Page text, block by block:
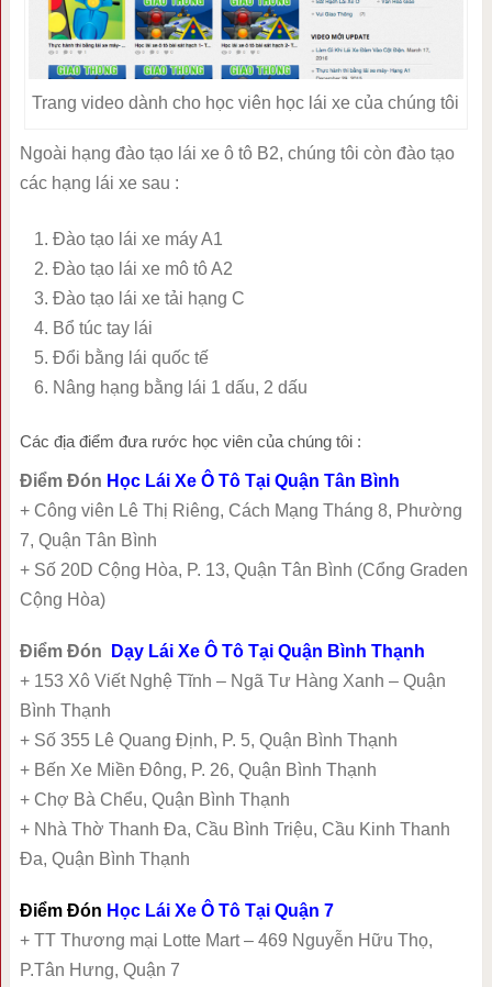
Trang video dành cho học viên học lái xe của chúng tôi
Ngoài hạng đào tạo lái xe ô tô B2, chúng tôi còn đào tạo
các hạng lái xe sau :
Đào tạo lái xe máy A1
Đào tạo lái xe mô tô A2
Đào tạo lái xe tải hạng C
Bổ túc tay lái
Đổi bằng lái quốc tế
Nâng hạng bằng lái 1 dấu, 2 dấu
Các địa điểm đưa rước học viên của chúng tôi :
Điểm Đón Học Lái Xe Ô Tô Tại Quận Tân Bình
+ Công viên Lê Thị Riêng, Cách Mạng Tháng 8, Phường
7, Quận Tân Bình
+ Số 20D Cộng Hòa, P. 13, Quận Tân Bình (Cổng Graden
Cộng Hòa)
Điểm Đón
Dạy Lái Xe Ô Tô Tại Quận Bình Thạnh
+ 153 Xô Viết Nghệ Tĩnh – Ngã Tư Hàng Xanh – Quận
Bình Thạnh
+ Số 355 Lê Quang Định, P. 5, Quận Bình Thạnh
+ Bến Xe Miền Đông, P. 26, Quận Bình Thạnh
+ Chợ Bà Chểu, Quận Bình Thạnh
+ Nhà Thờ Thanh Đa, Cầu Bình Triệu, Cầu Kinh Thanh
Đa, Quận Bình Thạnh
Điểm Đón Học Lái Xe Ô Tô Tại Quận 7
+ TT Thương mại Lotte Mart – 469 Nguyễn Hữu Thọ,
P.Tân Hưng, Quận 7